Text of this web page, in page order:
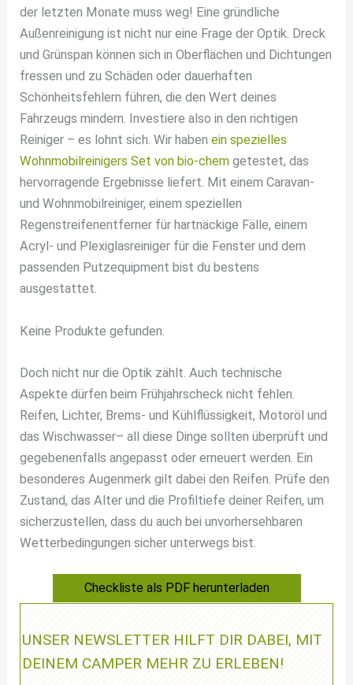
der letzten Monate muss weg! Eine gründliche
Außenreinigung ist nicht nur eine Frage der Optik. Dreck
und Grünspan können sich in Oberflächen und Dichtungen
fressen und zu Schäden oder dauerhaften
Schönheitsfehlern führen, die den Wert deines
Fahrzeugs mindern. Investiere also in den richtigen
Reiniger – es lohnt sich. Wir habenein spezielles
Wohnmobilreinigers Set von bio-chem getestet, das
hervorragende Ergebnisse liefert. Mit einem Caravan-
und Wohnmobilreiniger, einem speziellen
Regenstreifenentferner für hartnäckige Fälle, einem
Acryl- und Plexiglasreiniger für die Fenster und dem
passenden Putzequipment bist du bestens
ausgestattet.
Keine Produkte gefunden.
Doch nicht nur die Optik zählt. Auch technische
Aspekte dürfen beim Frühjahrscheck nicht fehlen.
Reifen, Lichter, Brems- und Kühlflüssigkeit, Motoröl und
das Wischwasser– all diese Dinge sollten überprüft und
gegebenenfalls angepasst oder erneuert werden. Ein
besonderes Augenmerk gilt dabei den Reifen. Prüfe den
Zustand, das Alter und die Profiltiefe deiner Reifen, um
sicherzustellen, dass du auch bei unvorhersehbaren
Wetterbedingungen sicher unterwegs bist.
Checkliste als PDF herunterladen
UNSER NEWSLETTER HILFT DIR DABEI, MIT
DEINEM CAMPER MEHR ZU ERLEBEN!